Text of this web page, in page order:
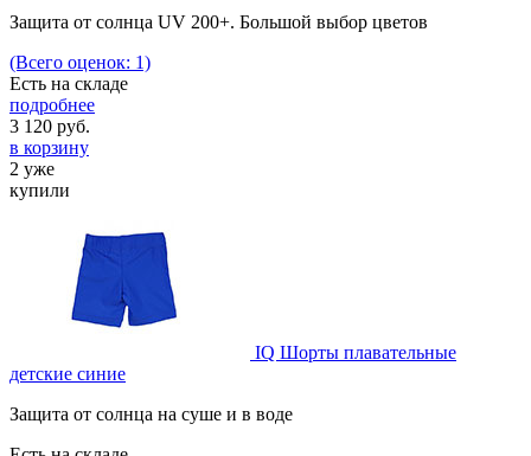
Защита от солнца UV 200+. Большой выбор цветов
(Всего оценок: 1)
Есть на складе
подробнее
3 120 руб.
в корзину
2 уже
купили
IQ Шорты плавательные
детские синие
Защита от солнца на суше и в воде